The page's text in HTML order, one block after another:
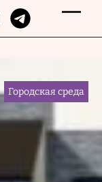
Городская среда